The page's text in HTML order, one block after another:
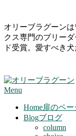
Skip
to
content
オリーブラグーン
クス専門のブリー
ド受賞。愛すべき
Primary
Menu
Menu
Home扉のペー
Blogブログ
column